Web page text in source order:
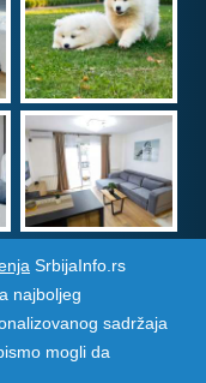
Pogledajte i
SrbijaInfo.rs
najboljeg
sadržaja
mogli da